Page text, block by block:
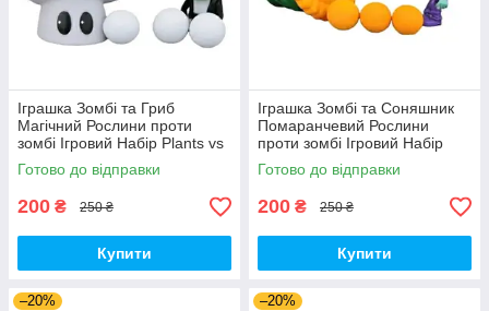
Іграшка Зомбі та Гриб
Магічний Рослини проти
зомбі Ігровий Набір Plants vs
Zombies (00179)
Готово до відправки
200 ₴ 250 ₴
Купити
Іграшка Зомбі та Соняшник
Помаранчевий Рослини
проти зомбі Ігровий Набір
Plants vs Zombies (00180)
Готово до відправки
200 ₴ 250 ₴
Купити
–20% –20%